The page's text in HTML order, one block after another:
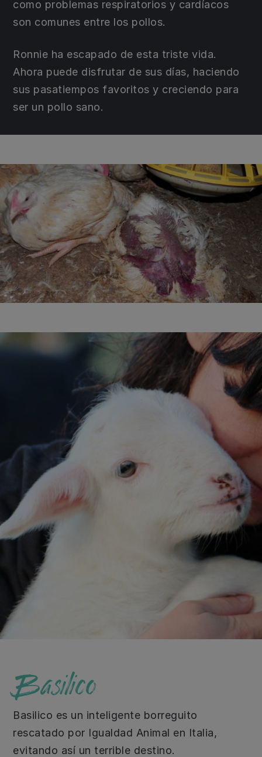
como problemas respiratorios y cardíacos
son comunes entre los pollos.
Ronnie ha escapado de esta triste vida.
Ahora puede disfrutar de sus días, haciendo
sus pasatiempos favoritos y creciendo para
ser un pollo sano.
Basilico
Basilico es un inteligente borreguito
rescatado por Igualdad Animal en Italia,
evitando así un terrible destino.